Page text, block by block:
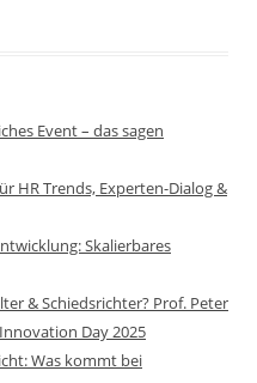
Event – das sagen
HR Trends, Experten-Dialog &
Skalierbares
& Schiedsrichter? Prof. Peter
Day 2025
Was kommt bei